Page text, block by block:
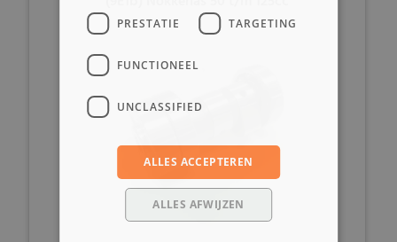
PRESTATIE TARGETING
FUNCTIONEEL
UNCLASSIFIED
ALLES ACCEPTEREN
ALLES AFWIJZEN